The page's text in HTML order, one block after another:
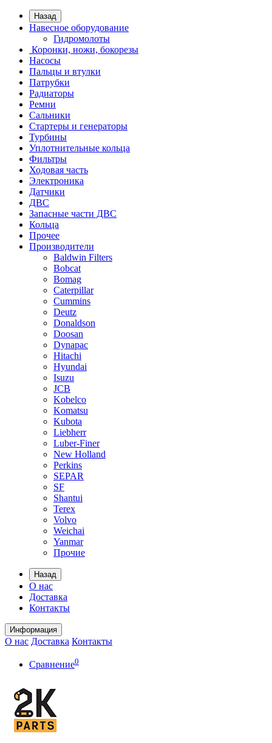
Назад
Навесное оборудование
Гидромолоты
Коронки, ножи, бокорезы
Насосы
Пальцы и втулки
Патрубки
Радиаторы
Ремни
Сальники
Стартеры и генераторы
Турбины
Уплотнительные кольца
Фильтры
Ходовая часть
Электроника
Датчики
ДВС
Запасные части ДВС
Кольца
Прочее
Производители
Baldwin Filters
Bobcat
Bomag
Caterpillar
Cummins
Deutz
Donaldson
Doosan
Dynapac
Hitachi
Hyundai
Isuzu
JCB
Kobelco
Komatsu
Kubota
Liebherr
Luber-Finer
New Holland
Perkins
SEPAR
SF
Shantui
Terex
Volvo
Weichai
Yanmar
Прочие
Назад
О нас
Доставка
Контакты
Информация
О нас Доставка Контакты
Сравнение0